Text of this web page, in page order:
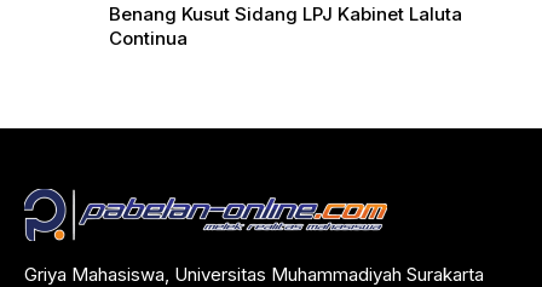
Benang Kusut Sidang LPJ Kabinet Laluta
Continua
Griya Mahasiswa, Universitas Muhammadiyah Surakarta